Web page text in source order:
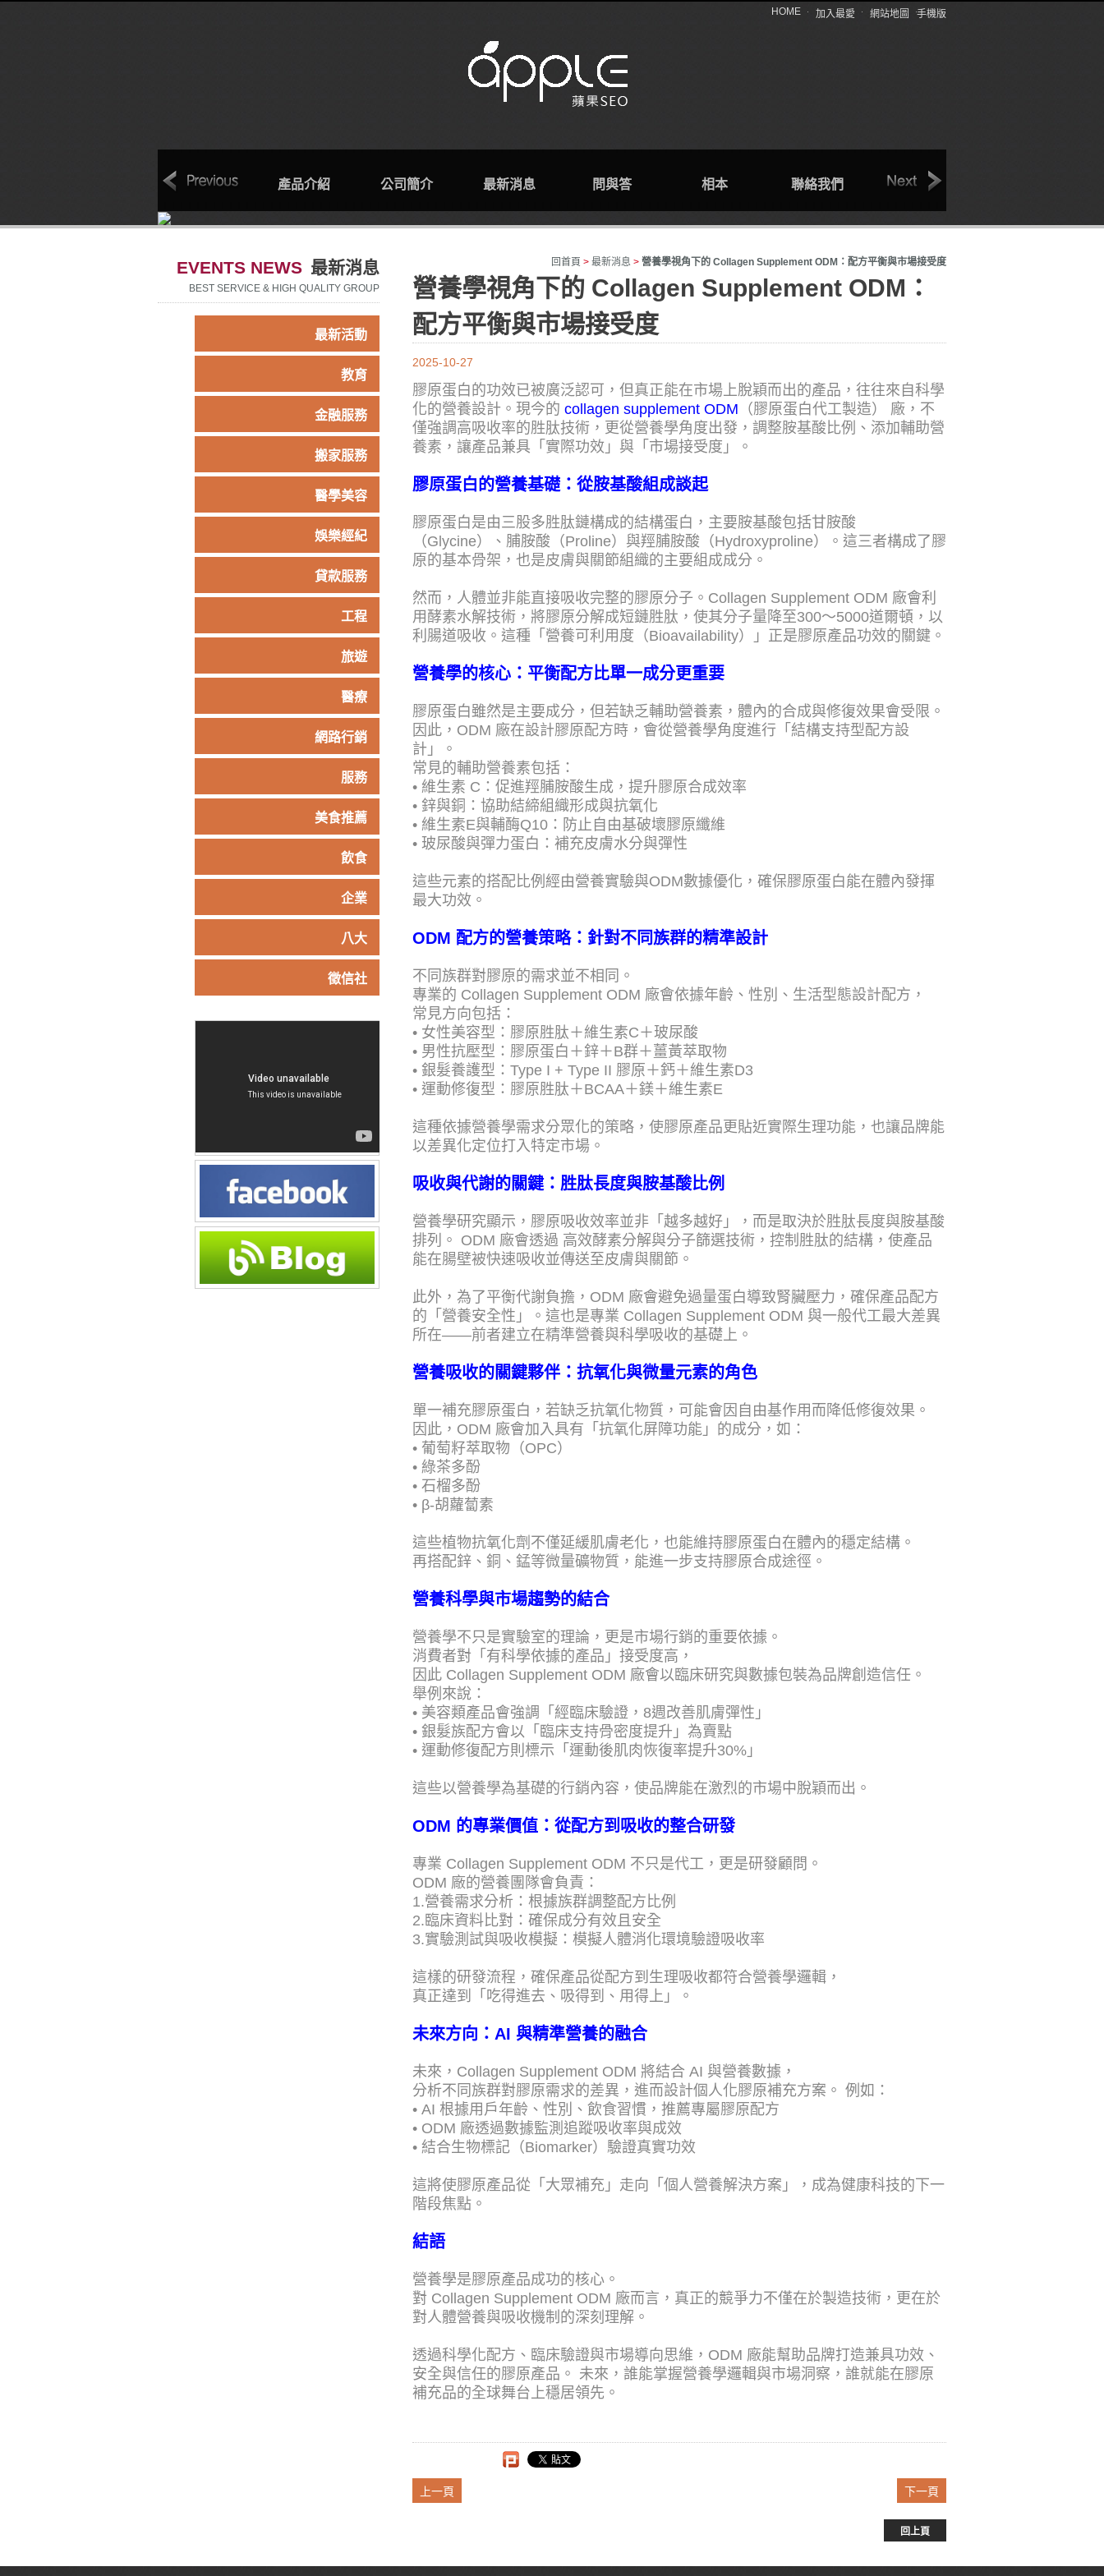
HOME 加入最愛 網站地圖 手機版
回首頁 產品介紹 公司簡介 最新消息 問與答 相本 聯絡我們 回首頁
EVENTS NEWS 最新消息
BEST SERVICE & HIGH QUALITY GROUP
最新活動
教育
金融服務
搬家服務
醫學美容
娛樂經紀
貸款服務
工程
旅遊
醫療
網路行銷
服務
美食推薦
飲食
企業
八大
徵信社
回首頁 > 最新消息 > 營養學視角下的 Collagen Supplement ODM：配方平衡與市場接受度
營養學視角下的 Collagen Supplement ODM：
配方平衡與市場接受度
2025-10-27
膠原蛋白的功效已被廣泛認可，但真正能在市場上脫穎而出的產品，往往來自科學
化的營養設計。現今的 collagen supplement ODM （膠原蛋白代工製造） 廠，不
僅強調高吸收率的胜肽技術，更從營養學角度出發，調整胺基酸比例、添加輔助營
養素，讓產品兼具「實際功效」與「市場接受度」。
膠原蛋白的營養基礎：從胺基酸組成談起
膠原蛋白是由三股多胜肽鏈構成的結構蛋白，主要胺基酸包括甘胺酸
（Glycine）、脯胺酸（Proline）與羥脯胺酸（Hydroxyproline）。這三者構成了膠
原的基本骨架，也是皮膚與關節組織的主要組成成分。
然而，人體並非能直接吸收完整的膠原分子。Collagen Supplement ODM 廠會利
用酵素水解技術，將膠原分解成短鏈胜肽，使其分子量降至300～5000道爾頓，以
利腸道吸收。這種「營養可利用度（Bioavailability）」正是膠原產品功效的關鍵。
營養學的核心：平衡配方比單一成分更重要
膠原蛋白雖然是主要成分，但若缺乏輔助營養素，體內的合成與修復效果會受限。
因此，ODM 廠在設計膠原配方時，會從營養學角度進行「結構支持型配方設
計」。
常見的輔助營養素包括：
• 維生素 C：促進羥脯胺酸生成，提升膠原合成效率
• 鋅與銅：協助結締組織形成與抗氧化
• 維生素E與輔酶Q10：防止自由基破壞膠原纖維
• 玻尿酸與彈力蛋白：補充皮膚水分與彈性
這些元素的搭配比例經由營養實驗與ODM數據優化，確保膠原蛋白能在體內發揮
最大功效。
ODM 配方的營養策略：針對不同族群的精準設計
不同族群對膠原的需求並不相同。
專業的 Collagen Supplement ODM 廠會依據年齡、性別、生活型態設計配方，
常見方向包括：
• 女性美容型：膠原胜肽＋維生素C＋玻尿酸
• 男性抗壓型：膠原蛋白＋鋅＋B群＋薑黃萃取物
• 銀髮養護型：Type I + Type II 膠原＋鈣＋維生素D3
• 運動修復型：膠原胜肽＋BCAA＋鎂＋維生素E
這種依據營養學需求分眾化的策略，使膠原產品更貼近實際生理功能，也讓品牌能
以差異化定位打入特定市場。
吸收與代謝的關鍵：胜肽長度與胺基酸比例
營養學研究顯示，膠原吸收效率並非「越多越好」，而是取決於胜肽長度與胺基酸
排列。 ODM 廠會透過 高效酵素分解與分子篩選技術，控制胜肽的結構，使產品
能在腸壁被快速吸收並傳送至皮膚與關節。
此外，為了平衡代謝負擔，ODM 廠會避免過量蛋白導致腎臟壓力，確保產品配方
的「營養安全性」。這也是專業 Collagen Supplement ODM 與一般代工最大差異
所在——前者建立在精準營養與科學吸收的基礎上。
營養吸收的關鍵夥伴：抗氧化與微量元素的角色
單一補充膠原蛋白，若缺乏抗氧化物質，可能會因自由基作用而降低修復效果。
因此，ODM 廠會加入具有「抗氧化屏障功能」的成分，如：
• 葡萄籽萃取物（OPC）
• 綠茶多酚
• 石榴多酚
• β-胡蘿蔔素
這些植物抗氧化劑不僅延緩肌膚老化，也能維持膠原蛋白在體內的穩定結構。
再搭配鋅、銅、錳等微量礦物質，能進一步支持膠原合成途徑。
營養科學與市場趨勢的結合
營養學不只是實驗室的理論，更是市場行銷的重要依據。
消費者對「有科學依據的產品」接受度高，
因此 Collagen Supplement ODM 廠會以臨床研究與數據包裝為品牌創造信任。
舉例來說：
• 美容類產品會強調「經臨床驗證，8週改善肌膚彈性」
• 銀髮族配方會以「臨床支持骨密度提升」為賣點
• 運動修復配方則標示「運動後肌肉恢復率提升30%」
這些以營養學為基礎的行銷內容，使品牌能在激烈的市場中脫穎而出。
ODM 的專業價值：從配方到吸收的整合研發
專業 Collagen Supplement ODM 不只是代工，更是研發顧問。
ODM 廠的營養團隊會負責：
1.營養需求分析：根據族群調整配方比例
2.臨床資料比對：確保成分有效且安全
3.實驗測試與吸收模擬：模擬人體消化環境驗證吸收率
這樣的研發流程，確保產品從配方到生理吸收都符合營養學邏輯，
真正達到「吃得進去、吸得到、用得上」。
未來方向：AI 與精準營養的融合
未來，Collagen Supplement ODM 將結合 AI 與營養數據，
分析不同族群對膠原需求的差異，進而設計個人化膠原補充方案。 例如：
• AI 根據用戶年齡、性別、飲食習慣，推薦專屬膠原配方
• ODM 廠透過數據監測追蹤吸收率與成效
• 結合生物標記（Biomarker）驗證真實功效
這將使膠原產品從「大眾補充」走向「個人營養解決方案」，成為健康科技的下一
階段焦點。
結語
營養學是膠原產品成功的核心。
對 Collagen Supplement ODM 廠而言，真正的競爭力不僅在於製造技術，更在於
對人體營養與吸收機制的深刻理解。
透過科學化配方、臨床驗證與市場導向思維，ODM 廠能幫助品牌打造兼具功效、
安全與信任的膠原產品。 未來，誰能掌握營養學邏輯與市場洞察，誰就能在膠原
補充品的全球舞台上穩居領先。
上一頁 下一頁
回上頁